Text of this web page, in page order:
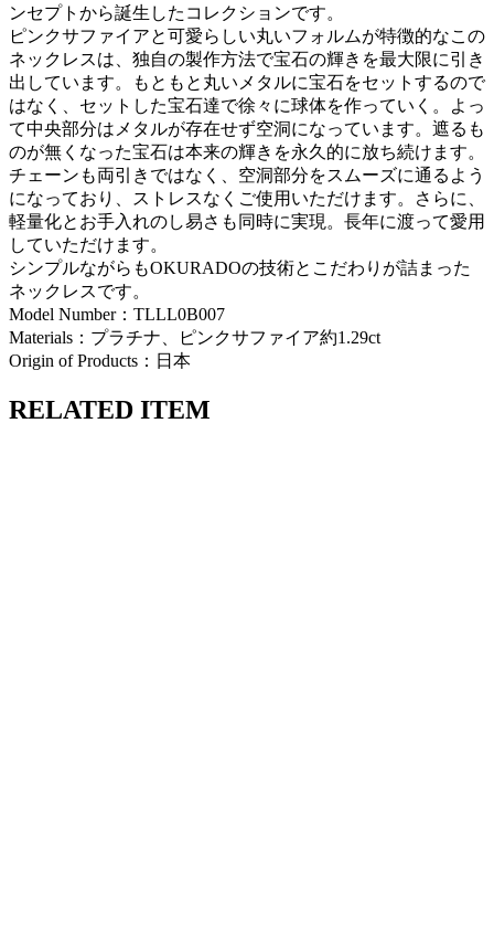
ンセプトから誕生したコレクションです。
ピンクサファイアと可愛らしい丸いフォルムが特徴的なこの
ネックレスは、独自の製作方法で宝石の輝きを最大限に引き
出しています。もともと丸いメタルに宝石をセットするので
はなく、セットした宝石達で徐々に球体を作っていく。よっ
て中央部分はメタルが存在せず空洞になっています。遮るも
のが無くなった宝石は本来の輝きを永久的に放ち続けます。
チェーンも両引きではなく、空洞部分をスムーズに通るよう
になっており、ストレスなくご使用いただけます。さらに、
軽量化とお手入れのし易さも同時に実現。長年に渡って愛用
していただけます。
シンプルながらもOKURADOの技術とこだわりが詰まった
ネックレスです。
Model Number：TLLL0B007
Materials：プラチナ、ピンクサファイア約1.29ct
Origin of Products：日本
RELATED ITEM